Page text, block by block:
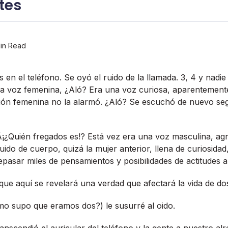
Read
en el teléfono. Se oyó el ruido de la llamada. 3, 4 y
voz femenina, ¿Aló? Era una voz curiosa,
femenina no la alarmó. ¿Aló? Se escuchó de nuevo
fregados es!? Está vez era una voz masculina,
de cuerpo, quizá la mujer anterior, llena de
miles de pensamientos y posibilidades de actitudes
aquí­ se revelará una verdad que afectará la vida de
supo que eramos dos?) le susurré al oido.